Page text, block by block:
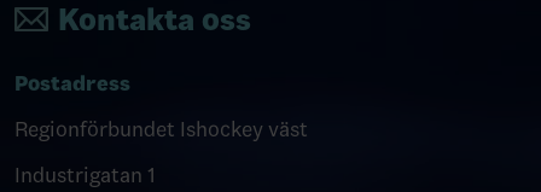
Kontakta oss
Postadress
Regionförbundet Ishockey väst
Industrigatan 1